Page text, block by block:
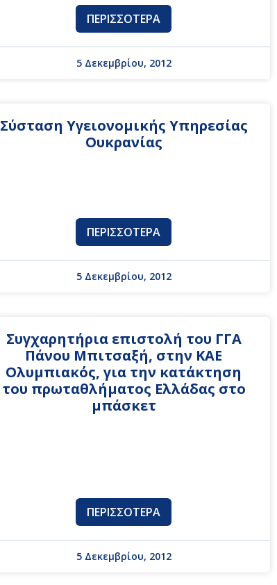
ΠΕΡΙΣΣΌΤΕΡΑ
5 Δεκεμβρίου, 2012
Σύσταση Υγειονομικής Υπηρεσίας
Ουκρανίας
ΠΕΡΙΣΣΌΤΕΡΑ
5 Δεκεμβρίου, 2012
Συγχαρητήρια επιστολή του ΓΓΑ
Πάνου Μπιτσαξή, στην ΚΑΕ
Ολυμπιακός, για την κατάκτηση
του πρωταθλήματος Ελλάδας στο
μπάσκετ
ΠΕΡΙΣΣΌΤΕΡΑ
5 Δεκεμβρίου, 2012